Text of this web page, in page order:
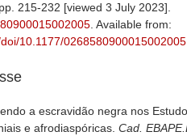
215-232 [viewed 3 July 2023].
. Available from:
10.1177/0268580900015002005
a escravidão negra nos
e afrodiaspóricas. Cad.